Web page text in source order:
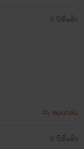
5 ปีที่แล้ว
ตอบกลับ
5 ปีที่แล้ว